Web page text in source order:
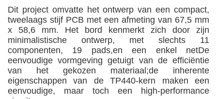
Dit project omvatte het ontwerp van een compact,
tweelaags stijf PCB met een afmeting van 67,5 mm
x 58,6 mm. Het bord kenmerkt zich door zijn
minimalistische ontwerp, met slechts 11
componenten, 19 pads,en een enkel netDe
eenvoudige vormgeving getuigt van de efficiëntie
van het gekozen materiaal;de inherente
eigenschappen van de TP440-kern maken een
eenvoudige, maar toch een high-performance